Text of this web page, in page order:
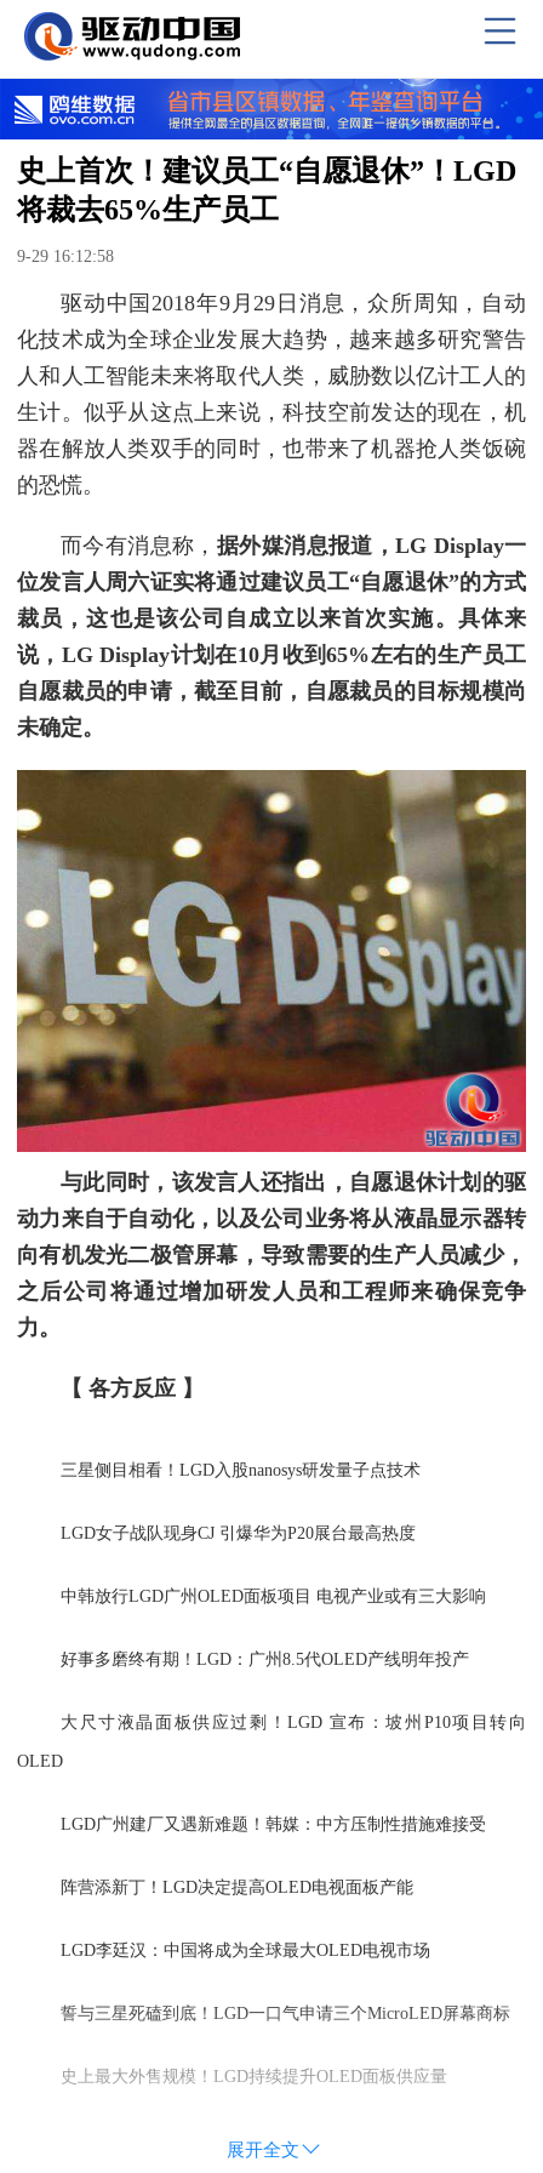
史上首次！建议员工“自愿退休”！LGD
将裁去65%生产员工
9-29 16:12:58
驱动中国2018年9月29日消息，众所周知，自动
化技术成为全球企业发展大趋势，越来越多研究警告
人和人工智能未来将取代人类，威胁数以亿计工人的
生计。似乎从这点上来说，科技空前发达的现在，机
器在解放人类双手的同时，也带来了机器抢人类饭碗
的恐慌。
而今有消息称， 据外媒消息报道，LG Display一
位发言人周六证实将通过建议员工“自愿退休”的方式
裁员，这也是该公司自成立以来首次实施。具体来
说，LG Display计划在10月收到65%左右的生产员工
自愿裁员的申请，截至目前，自愿裁员的目标规模尚
未确定。
与此同时，该发言人还指出，自愿退休计划的驱
动力来自于自动化，以及公司业务将从液晶显示器转
向有机发光二极管屏幕，导致需要的生产人员减少，
之后公司将通过增加研发人员和工程师来确保竞争
力。
【 各方反应 】
三星侧目相看！LGD入股nanosys研发量子点技术
LGD女子战队现身CJ 引爆华为P20展台最高热度
中韩放行LGD广州OLED面板项目 电视产业或有三大影响
好事多磨终有期！LGD：广州8.5代OLED产线明年投产
大尺寸液晶面板供应过剩！LGD 宣布：坡州P10项目转向
OLED
LGD广州建厂又遇新难题！韩媒：中方压制性措施难接受
阵营添新丁！LGD决定提高OLED电视面板产能
LGD李廷汉：中国将成为全球最大OLED电视市场
誓与三星死磕到底！LGD一口气申请三个MicroLED屏幕商标
史上最大外售规模！LGD持续提升OLED面板供应量
展开全文